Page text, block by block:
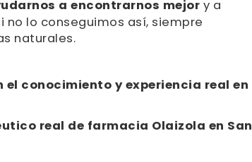
a encontrarnos mejory a
no lo conseguimos así, siempre
naturales.
conocimiento y experiencia real en
real de farmacia Olaizola en San